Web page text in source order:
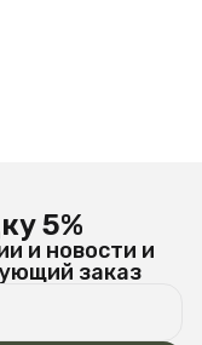
5%
и новости и
заказ